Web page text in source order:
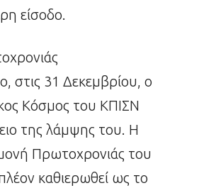
είσοδο.
στις 31 Δεκεμβρίου, ο
Κόσμος του ΚΠΙΣΝ
της λάμψης του. Η
Πρωτοχρονιάς του
καθιερωθεί ως το